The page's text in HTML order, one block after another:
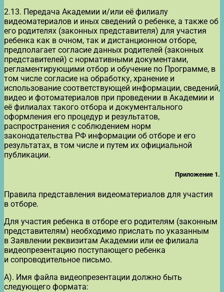
2.13. Передача Академии и/или её филиалу
видеоматериалов и иных сведений о ребенке, а также об
его родителях (законных представителя) для участия
ребенка как в очном, так и дистанционном отборе,
предполагает согласие данных родителей (законных
представителей) с нормативными документами,
регламентирующими отбор и обучение по Программе, в
том числе согласие на обработку, хранение и
использование соответствующей информации, сведений,
видео и фотоматериалов при проведении в Академии и
её филиалах такого отбора и документального
оформления его процедур и результатов,
распространения с соблюдением норм
законодательства РФ информации об отборе и его
результатах, в том числе и путем их официальной
публикации.
Приложение 1.
Правила представления видеоматериалов для участия
в отборе.
Для участия ребенка в отборе его родителям (законным
представителям) необходимо прислать по указанным
в Заявлении реквизитам Академии или ее филиала
видеопрезентацию поступающего ребенка
и сопроводительное письмо.
А). Имя файла видеопрезентации должно быть
следующего формата: